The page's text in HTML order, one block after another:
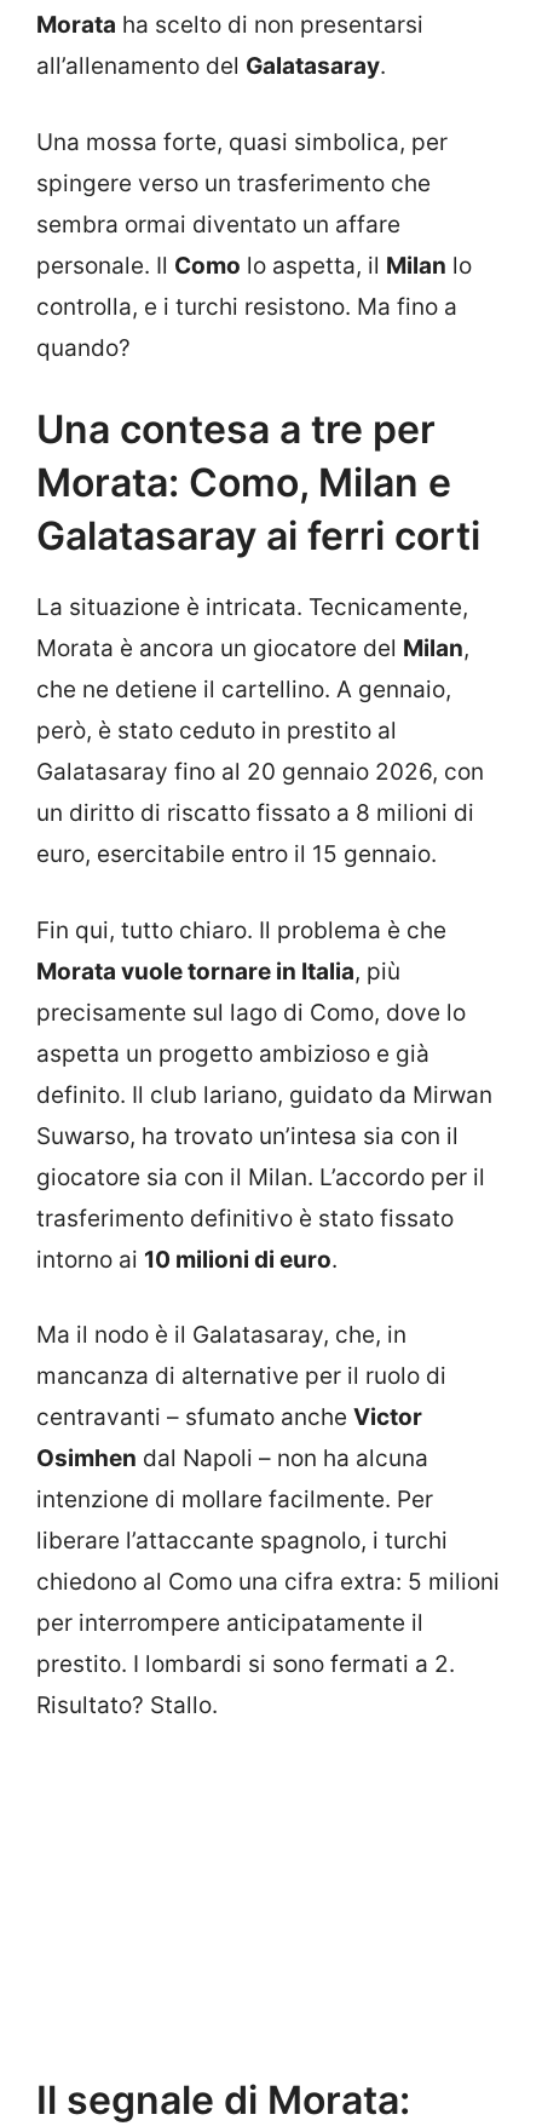
Morata ha scelto di non presentarsi
all’allenamento del Galatasaray.
Una mossa forte, quasi simbolica, per
spingere verso un trasferimento che
sembra ormai diventato un affare
personale. Il Como lo aspetta, il Milan lo
controlla, e i turchi resistono. Ma fino a
quando?
Una contesa a tre per
Morata: Como, Milan e
Galatasaray ai ferri corti
La situazione è intricata. Tecnicamente,
Morata è ancora un giocatore del Milan,
che ne detiene il cartellino. A gennaio,
però, è stato ceduto in prestito al
Galatasaray fino al 20 gennaio 2026, con
un diritto di riscatto fissato a 8 milioni di
euro, esercitabile entro il 15 gennaio.
Fin qui, tutto chiaro. Il problema è che
Morata vuole tornare in Italia, più
precisamente sul lago di Como, dove lo
aspetta un progetto ambizioso e già
definito. Il club lariano, guidato da Mirwan
Suwarso, ha trovato un’intesa sia con il
giocatore sia con il Milan. L’accordo per il
trasferimento definitivo è stato fissato
intorno ai 10 milioni di euro.
Ma il nodo è il Galatasaray, che, in
mancanza di alternative per il ruolo di
centravanti – sfumato anche Victor
Osimhen dal Napoli – non ha alcuna
intenzione di mollare facilmente. Per
liberare l’attaccante spagnolo, i turchi
chiedono al Como una cifra extra: 5 milioni
per interrompere anticipatamente il
prestito. I lombardi si sono fermati a 2.
Risultato? Stallo.
Il segnale di Morata: